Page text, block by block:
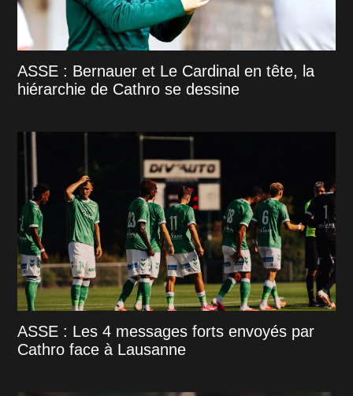
ASSE : Bernauer et Le Cardinal en tête, la
hiérarchie de Cathro se dessine
ASSE : Les 4 messages forts envoyés par
Cathro face à Lausanne